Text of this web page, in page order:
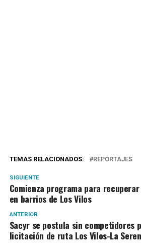
TEMAS RELACIONADOS: REPORTAJES
SIGUIENTE
Comienza programa para
en barrios de Los Vilos
ANTERIOR
Sacyr se postula sin competidores
licitación de ruta Los Vilos-La